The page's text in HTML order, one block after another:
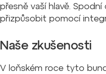
přesně vaší hlavě.
přizpůsobit pomocí
Naše zkušenosti
V loňském roce tyto